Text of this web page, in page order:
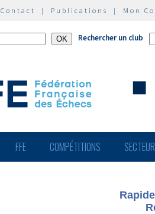
Contact | Publications | Mon
Rechercher un club
FFE COMPÉTITIONS